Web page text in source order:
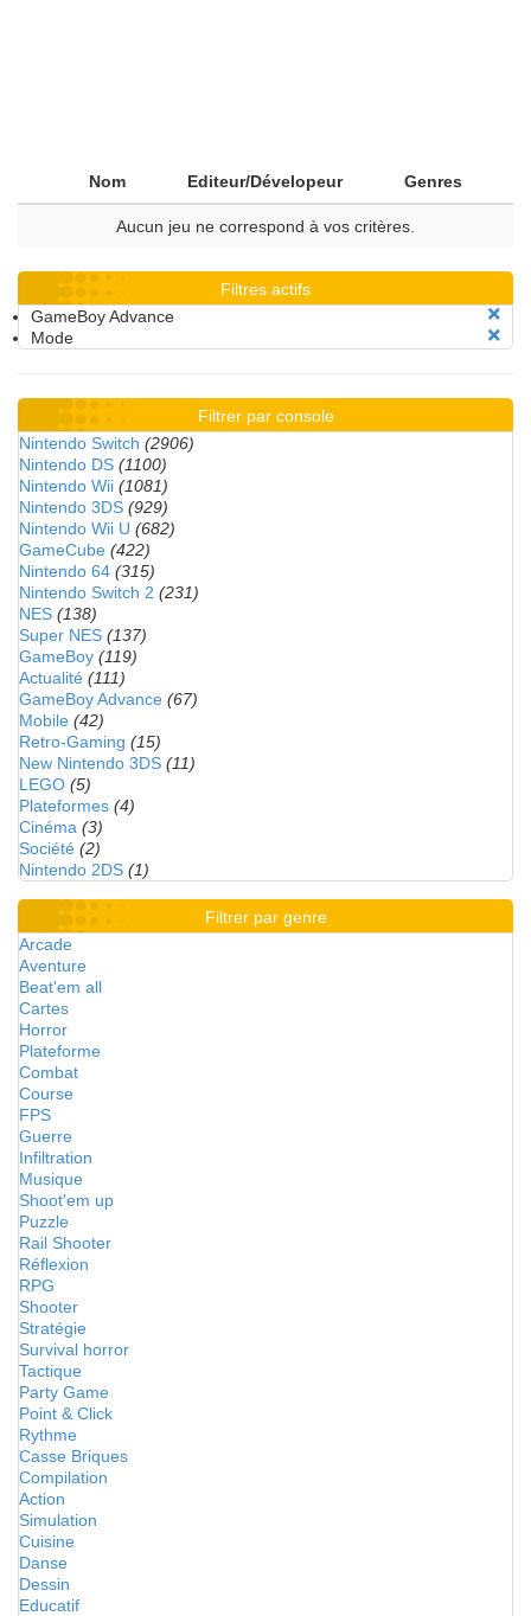
Nom Editeur/Dévelopeur Genres
Aucun jeu ne correspond à vos critères.
Filtres actifs
GameBoy Advance
Mode
Filtrer par console
Nintendo Switch (2906)
Nintendo DS (1100)
Nintendo Wii (1081)
Nintendo 3DS (929)
Nintendo Wii U (682)
GameCube (422)
Nintendo 64 (315)
Nintendo Switch 2 (231)
NES (138)
Super NES (137)
GameBoy (119)
Actualité (111)
GameBoy Advance (67)
Mobile (42)
Retro-Gaming (15)
New Nintendo 3DS (11)
LEGO (5)
Plateformes (4)
Cinéma (3)
Société (2)
Nintendo 2DS (1)
Filtrer par genre
Arcade
Aventure
Beat'em all
Cartes
Horror
Plateforme
Combat
Course
FPS
Guerre
Infiltration
Musique
Shoot'em up
Puzzle
Rail Shooter
Réflexion
RPG
Shooter
Stratégie
Survival horror
Tactique
Party Game
Point & Click
Rythme
Casse Briques
Compilation
Action
Simulation
Cuisine
Danse
Dessin
Educatif